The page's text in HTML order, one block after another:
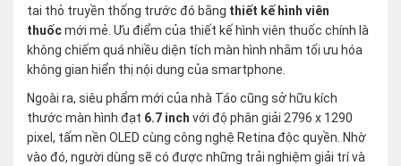
tai thỏ truyền thống trước đó bằng thiết kế hình viên
thuốcmới mẻ. Ưu điểm của thiết kế hình viên thuốc chính là
không chiếm quá nhiều diện tích màn hình nhằm tối ưu hóa
không gian hiển thị nội dung của smartphone.
Ngoài ra, siêu phẩm mới của nhà Táo cũng sở hữu kích
thước màn hình đạt 6.7 inch với độ phân giải 2796 x 1290
pixel, tấm nền OLED cùng công nghệ Retina độc quyền. Nhờ
vào đó, người dùng sẽ có được những trải nghiệm giải trí và